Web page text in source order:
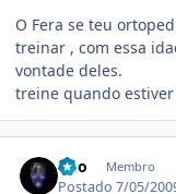
O Fera se teu
treinar , com essa
vontade deles.
treine quando
kdo Membro
Postado7/05/